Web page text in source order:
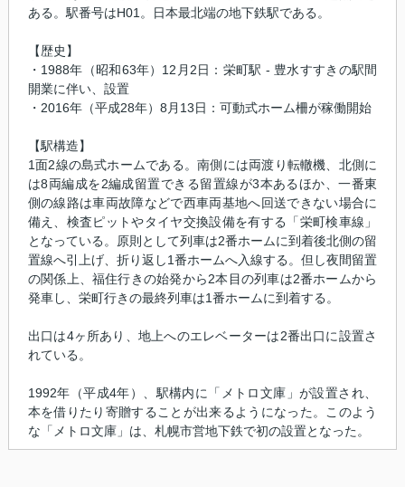
ある。駅番号はH01。日本最北端の地下鉄駅である。
【歴史】
・1988年（昭和63年）12月2日：栄町駅 - 豊水すすきの駅間
開業に伴い、設置
・2016年（平成28年）8月13日：可動式ホーム柵が稼働開始
【駅構造】
1面2線の島式ホームである。南側には両渡り転轍機、北側に
は8両編成を2編成留置できる留置線が3本あるほか、一番東
側の線路は車両故障などで西車両基地へ回送できない場合に
備え、検査ピットやタイヤ交換設備を有する「栄町検車線」
となっている。原則として列車は2番ホームに到着後北側の留
置線へ引上げ、折り返し1番ホームへ入線する。但し夜間留置
の関係上、福住行きの始発から2本目の列車は2番ホームから
発車し、栄町行きの最終列車は1番ホームに到着する。
出口は4ヶ所あり、地上へのエレベーターは2番出口に設置さ
れている。
1992年（平成4年）、駅構内に「メトロ文庫」が設置され、
本を借りたり寄贈することが出来るようになった。このよう
な「メトロ文庫」は、札幌市営地下鉄で初の設置となった。